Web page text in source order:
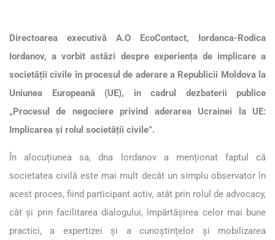
Directoarea executivă A.O EcoContact, Iordanca-Rodica
Iordanov, a vorbit astăzi despre experiența de implicare a
societății civile în procesul de aderare a Republicii Moldova la
Uniunea Europeană (UE), în cadrul dezbaterii publice
„Procesul de negociere privind aderarea Ucrainei la UE:
Implicarea și rolul societății civile”.
În alocuțiunea sa, dna Iordanov a menționat faptul că
societatea civilă este mai mult decât un simplu observator în
acest proces, fiind participant activ, atât prin rolul de advocacy,
cât și prin facilitarea dialogului, împărtășirea celor mai bune
practici, a expertizei și a cunoștințelor și mobilizarea